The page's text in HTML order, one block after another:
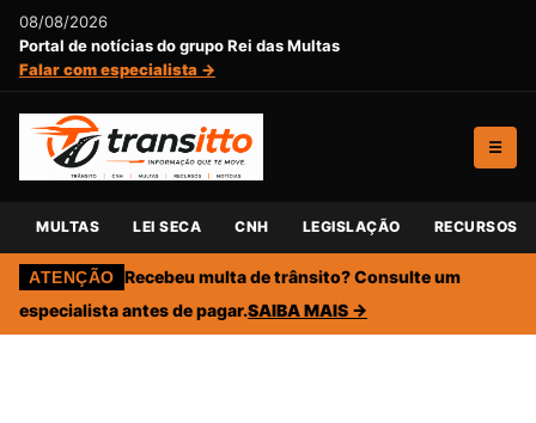
08/08/2026
Portal de notícias do grupo Rei das Multas
Falar com especialista →
☰
MULTAS LEI SECA CNH LEGISLAÇÃO RECURSOS
ATENÇÃO Recebeu multa de trânsito? Consulte um
especialista antes de pagar.SAIBA MAIS →